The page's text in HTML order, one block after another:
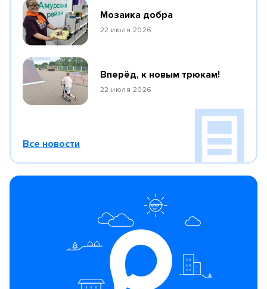
Мозаика добра
22 июля 2026
Вперёд, к новым трюкам!
22 июля 2026
Все новости